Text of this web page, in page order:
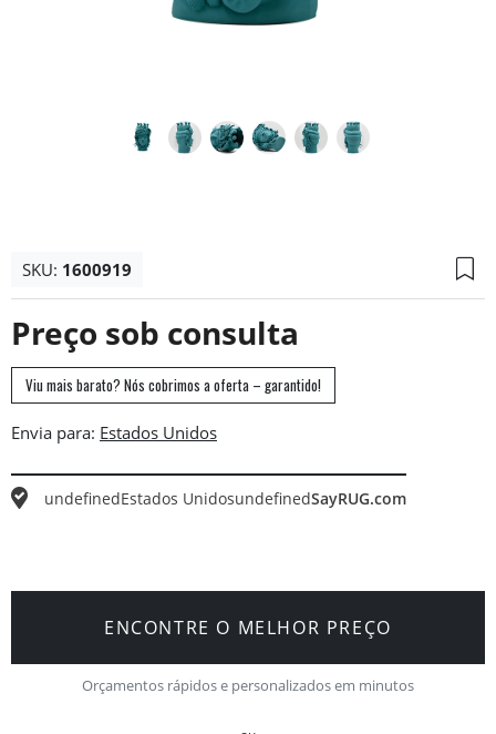
SKU: 1600919
Preço sob consulta
Viu mais barato? Nós cobrimos a oferta – garantido!
Envia para:
undefinedEstados UnidosundefinedSayRUG.com
ENCONTRE O MELHOR PREÇO
Orçamentos rápidos e personalizados em minutos